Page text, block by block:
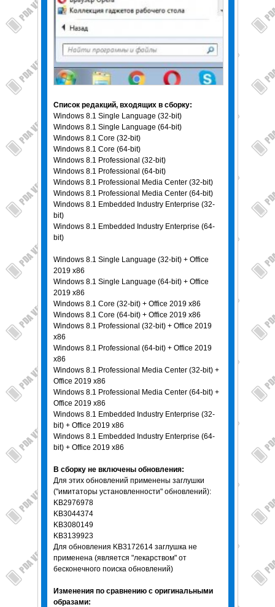
Список редакций, входящих в сборку:
Windows 8.1 Single Language (32-bit)
Windows 8.1 Single Language (64-bit)
Windows 8.1 Core (32-bit)
Windows 8.1 Core (64-bit)
Windows 8.1 Professional (32-bit)
Windows 8.1 Professional (64-bit)
Windows 8.1 Professional Media Center (32-bit)
Windows 8.1 Professional Media Center (64-bit)
Windows 8.1 Embedded Industry Enterprise (32-
bit)
Windows 8.1 Embedded Industry Enterprise (64-
bit)
Windows 8.1 Single Language (32-bit) + Office
2019 x86
Windows 8.1 Single Language (64-bit) + Office
2019 x86
Windows 8.1 Core (32-bit) + Office 2019 x86
Windows 8.1 Core (64-bit) + Office 2019 x86
Windows 8.1 Professional (32-bit) + Office 2019
x86
Windows 8.1 Professional (64-bit) + Office 2019
x86
Windows 8.1 Professional Media Center (32-bit) +
Office 2019 x86
Windows 8.1 Professional Media Center (64-bit) +
Office 2019 x86
Windows 8.1 Embedded Industry Enterprise (32-
bit) + Office 2019 x86
Windows 8.1 Embedded Industry Enterprise (64-
bit) + Office 2019 x86
В сборку не включены обновления:
Для этих обновлений применены заглушки
("имитаторы установленности" обновлений):
KB2976978
KB3044374
KB3080149
KB3139923
Для обновления KB3172614 заглушка не
применена (является "лекарством" от
бесконечного поиска обновлений)
Изменения по сравнению с оригинальными
образами: